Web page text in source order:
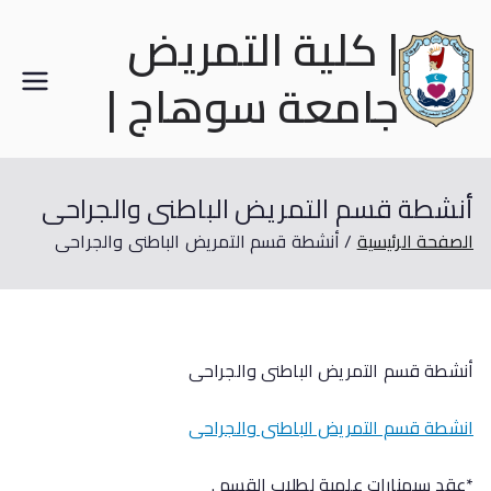
| كلية التمريض
جامعة سوهاج |
أنشطة قسم التمريض الباطنى والجراحى
الصفحة الرئيسية أنشطة قسم التمريض الباطنى والجراحى
أنشطة قسم التمريض الباطنى والجراحى
انشطة قسم التمريض الباطنى والجراحى
*عقد سيمنارات علمية لطلاب القسم .